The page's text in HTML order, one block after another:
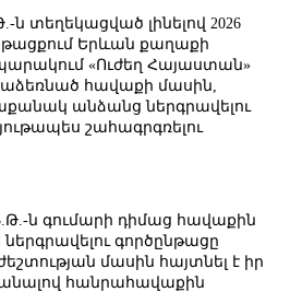
տեղեկացված լինելով 2026
Երևան քաղաքի
«Ուժեղ Հայաստան»
հավաքի մասին,
անձանց ներգրավելու
շահագրգռելու
ն գումարի դիմաց հավաքին
գործընթացը
մասին հայտնել է իր
հանրահավաքին